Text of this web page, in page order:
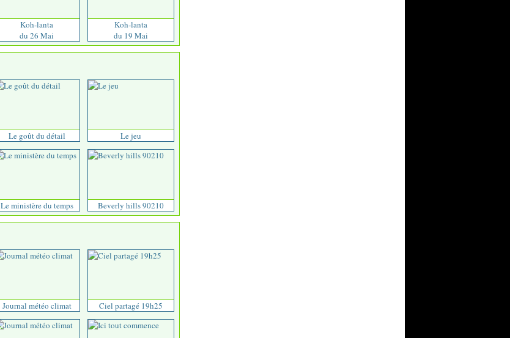
Koh-lanta
du 26 Mai
Koh-lanta
du 19 Mai
Le goût du détail Le jeu
Le ministère du temps Beverly hills 90210
Journal météo climat Ciel partagé 19h25